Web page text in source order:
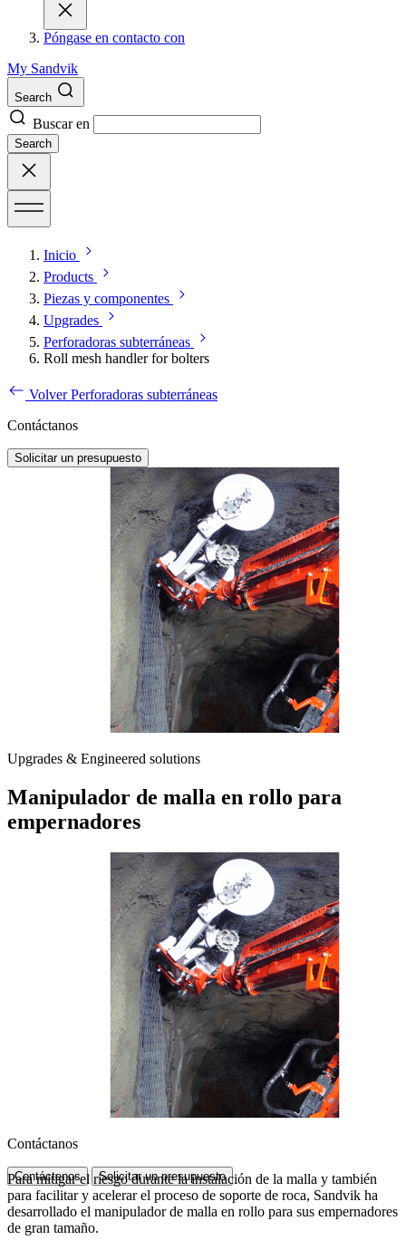
Póngase en contacto con
My Sandvik
Search
Buscar en
Search
Inicio
Products
Piezas y componentes
Upgrades
Perforadoras subterráneas
Roll mesh handler for bolters
Volver Perforadoras subterráneas
Contáctanos
Solicitar un presupuesto
Upgrades & Engineered solutions
Manipulador de malla en rollo para
empernadores
Contáctanos
Contáctenos Solicitar un presupuesto
Para mitigar el riesgo durante la instalación de la malla y también
para facilitar y acelerar el proceso de soporte de roca, Sandvik ha
desarrollado el manipulador de malla en rollo para sus empernadores
de gran tamaño.